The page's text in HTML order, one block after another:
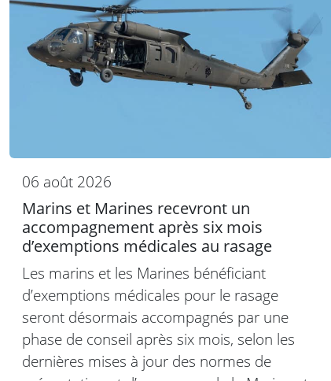
06 août 2026
Marins et Marines recevront un
accompagnement après six mois
d’exemptions médicales au rasage
Les marins et les Marines bénéficiant
d’exemptions médicales pour le rasage
seront désormais accompagnés par une
phase de conseil après six mois, selon les
dernières mises à jour des normes de